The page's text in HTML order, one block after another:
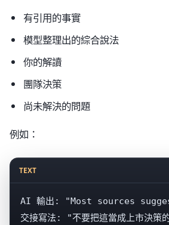
有引用的事實
模型整理出的綜合說法
你的解讀
團隊決策
尚未解決的問題
例如：
TEXT
AI 輸出: "Most sources
交接寫法: "不要把這當成上市決策